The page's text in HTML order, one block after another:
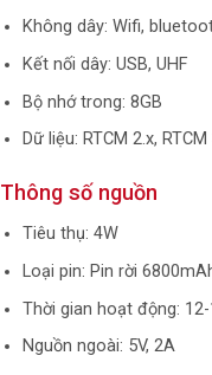
Không dây: Wifi,
Kết nối dây: USB, UHF
Bộ nhớ trong: 8GB
Dữ liệu: RTCM 2.x,
Thông số nguồn
Tiêu thụ: 4W
Loại pin: Pin rời
Thời gian hoạt động:
Nguồn ngoài: 5V, 2A